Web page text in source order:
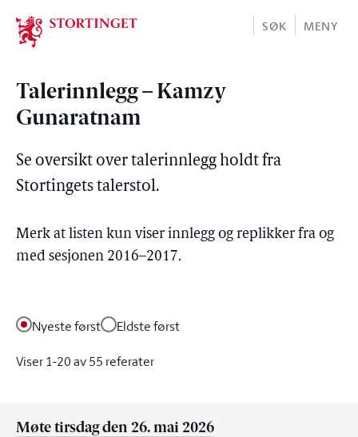
Stortinget.no
SØK MENY
Talerinnlegg – Kamzy
Gunaratnam
Se oversikt over talerinnlegg holdt fra
Stortingets talerstol.
Merk at listen kun viser innlegg og replikker fra og
med sesjonen 2016–2017.
Nyeste først
Eldste først
Viser1-20av55 referater
Møte tirsdag den 26. mai 2026